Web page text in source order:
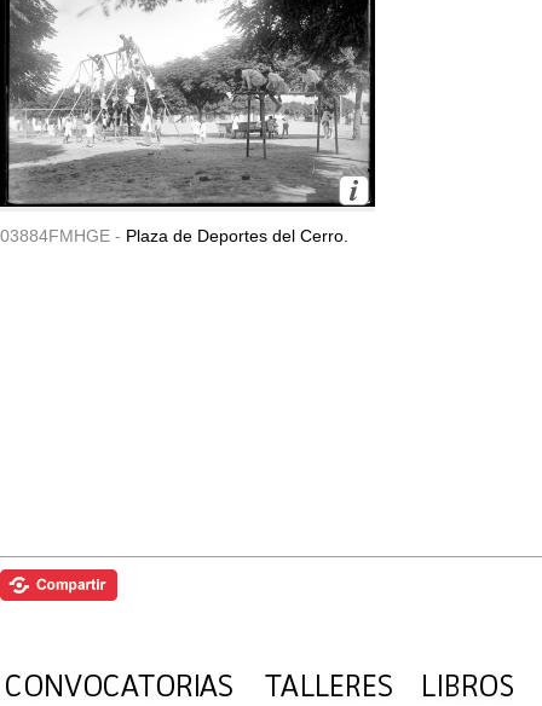
03884FMHGE - Plaza de Deportes del Cerro.